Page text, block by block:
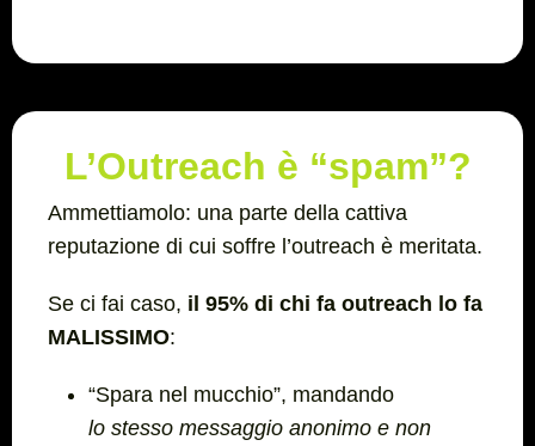
L’Outreach è “spam”?
Ammettiamolo: una parte della cattiva
reputazione di cui soffre l’outreach è meritata.
Se ci fai caso, il 95% di chi fa outreach lo fa
MALISSIMO:
“Spara nel mucchio”, mandando
lo stesso messaggio anonimo e non